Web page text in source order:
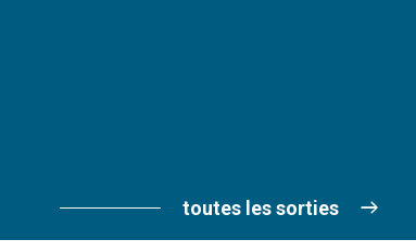
toutes les sorties